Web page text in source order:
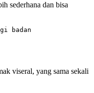
sederhana dan bisa
viseral, yang sama sekali